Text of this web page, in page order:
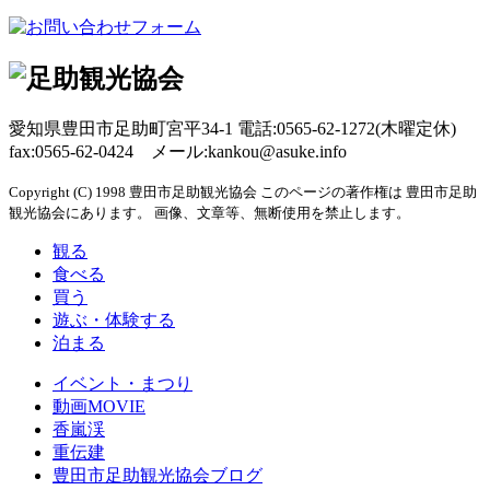
愛知県豊田市足助町宮平34-1 電話:0565-62-1272(木曜定休)
fax:0565-62-0424 メール:kankou@asuke.info
Copyright (C) 1998 豊田市足助観光協会 このページの著作権は 豊田市足助
観光協会にあります。 画像、文章等、無断使用を禁止します。
観る
食べる
買う
遊ぶ・体験する
泊まる
イベント・まつり
動画MOVIE
香嵐渓
重伝建
豊田市足助観光協会ブログ